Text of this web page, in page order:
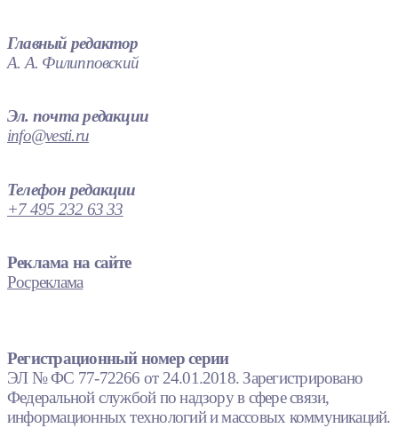
Главный редактор
А. А. Филипповский
Эл. почта редакции
info@vesti.ru
Телефон редакции
+7 495 232 63 33
Реклама на сайте
Росреклама
Регистрационный номер серии
ЭЛ № ФС 77-72266 от 24.01.2018. Зарегистрировано
Федеральной службой по надзору в сфере связи,
информационных технологий и массовых коммуникаций.